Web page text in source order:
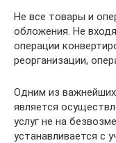
Не все товары и
обложения. Не
операции
реорганизации,
Одним из
является
услуг не на
устанавливается с